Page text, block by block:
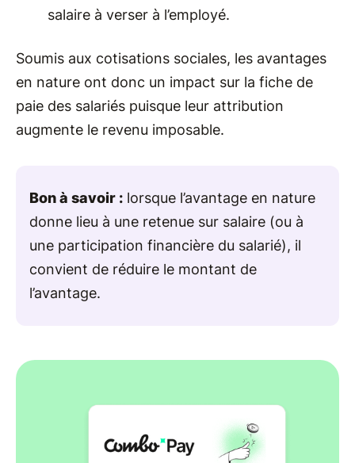
salaire à verser à l’employé.
Soumis aux cotisations sociales, les avantages
en nature ont donc un impact sur la fiche de
paie des salariés puisque leur attribution
augmente le revenu imposable.
Bon à savoir : lorsque l’avantage en nature
donne lieu à une retenue sur salaire (ou à
une participation financière du salarié), il
convient de réduire le montant de
l’avantage.